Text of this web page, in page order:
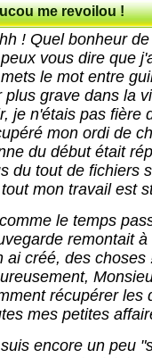
me revoilou !
! Quel bonheur
vous dire que
le mot entre
plus grave dans la
je n'étais pas fière
mon ordi de
du début était
du tout de fichiers
mon travail est
le temps
remontait
ai créé, des choses
récupérer les
mes petites
encore un peu